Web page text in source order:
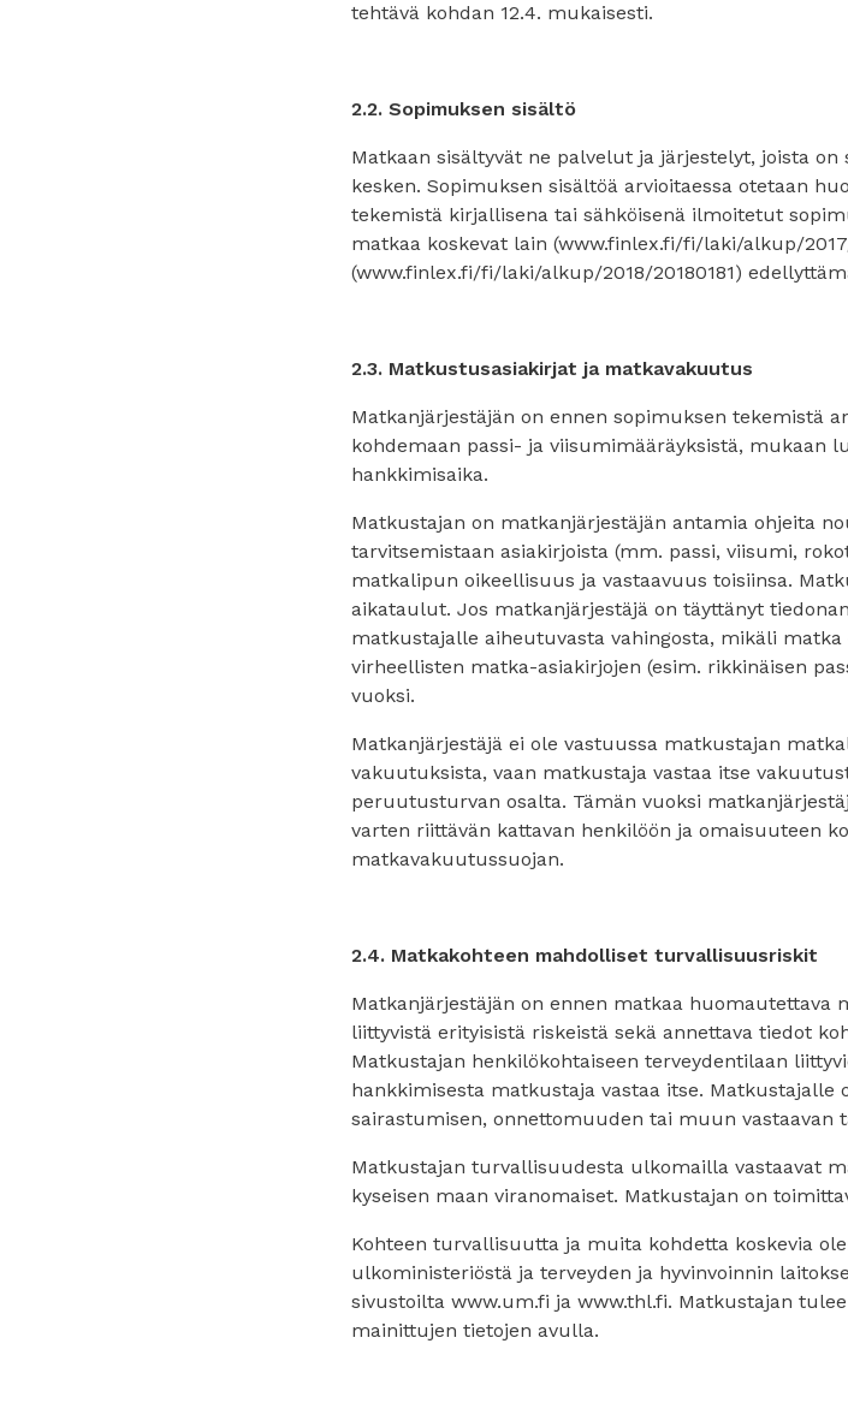
tehtävä kohdan 12.4. mukaisesti.
2.2. Sopimuksen sisältö
Matkaan sisältyvät ne palvelut ja järjestelyt, joista
kesken. Sopimuksen sisältöä arvioitaessa otetaan
tekemistä kirjallisena tai sähköisenä ilmoitetut
matkaa koskevat lain (www.finlex.fi/fi/laki/alkup/
(www.finlex.fi/fi/laki/alkup/2018/20180181)
2.3. Matkustusasiakirjat ja matkavakuutus
Matkanjärjestäjän on ennen sopimuksen tekemistä
kohdemaan passi- ja viisumimääräyksistä, mukaan
hankkimisaika.
Matkustajan on matkanjärjestäjän antamia ohjeita
tarvitsemistaan asiakirjoista (mm. passi, viisumi,
matkalipun oikeellisuus ja vastaavuus toisiinsa.
aikataulut. Jos matkanjärjestäjä on täyttänyt
matkustajalle aiheutuvasta vahingosta, mikäli
virheellisten matka-asiakirjojen (esim. rikkinäisen
vuoksi.
Matkanjärjestäjä ei ole vastuussa matkustajan
vakuutuksista, vaan matkustaja vastaa itse
peruutusturvan osalta. Tämän vuoksi
varten riittävän kattavan henkilöön ja omaisuuteen
matkavakuutussuojan.
2.4. Matkakohteen mahdolliset turvallisuusriskit
Matkanjärjestäjän on ennen matkaa huomautettava
liittyvistä erityisistä riskeistä sekä annettava tiedot
Matkustajan henkilökohtaiseen terveydentilaan
hankkimisesta matkustaja vastaa itse. Matkustajalle
sairastumisen, onnettomuuden tai muun vastaavan
Matkustajan turvallisuudesta ulkomailla vastaavat
kyseisen maan viranomaiset. Matkustajan on
Kohteen turvallisuutta ja muita kohdetta koskevia
ulkoministeriöstä ja terveyden ja hyvinvoinnin
sivustoilta www.um.fi ja www.thl.fi. Matkustajan
mainittujen tietojen avulla.